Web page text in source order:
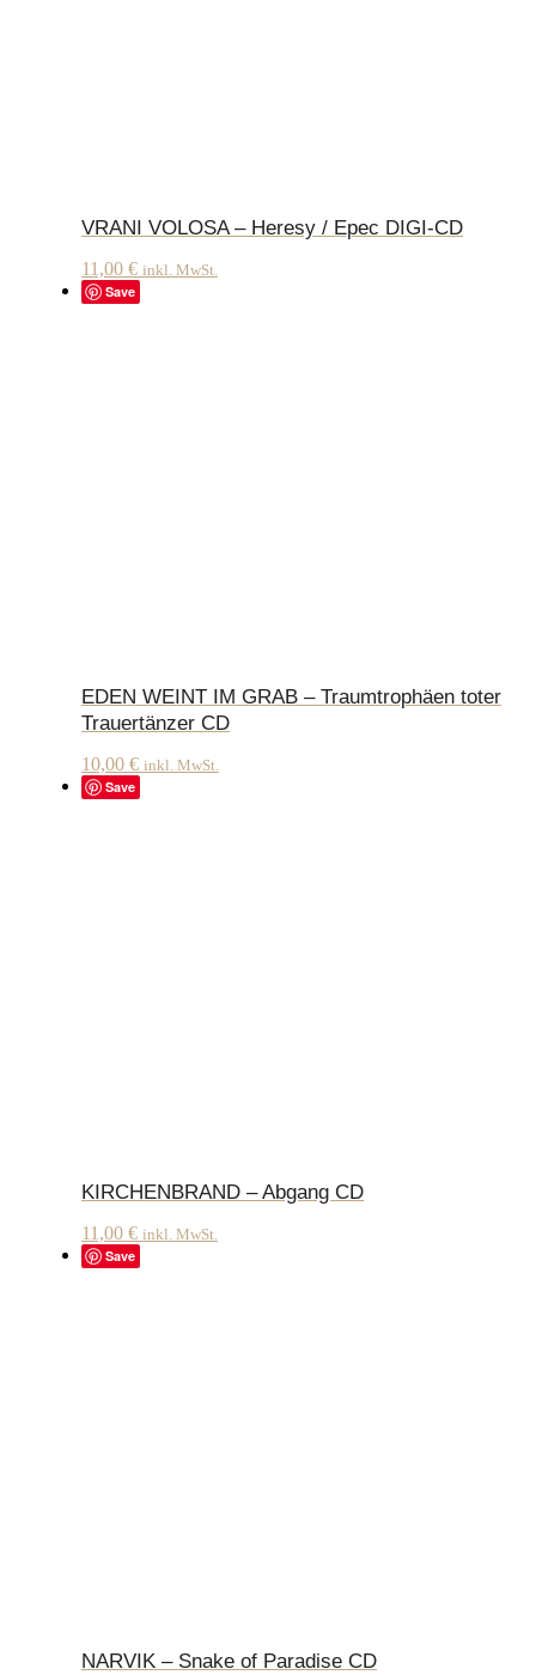
VRANI VOLOSA – Heresy / Epec DIGI-CD
11,00 € inkl. MwSt.
Save
EDEN WEINT IM GRAB – Traumtrophäen toter
Trauertänzer CD
10,00 € inkl. MwSt.
Save
KIRCHENBRAND – Abgang CD
11,00 € inkl. MwSt.
Save
NARVIK – Snake of Paradise CD